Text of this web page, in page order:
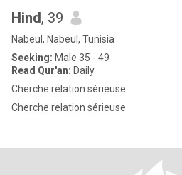
Hind, 39
Nabeul, Nabeul, Tunisia
Seeking: Male 35 - 49
Read Qur'an: Daily
Cherche relation sérieuse
Cherche relation sérieuse